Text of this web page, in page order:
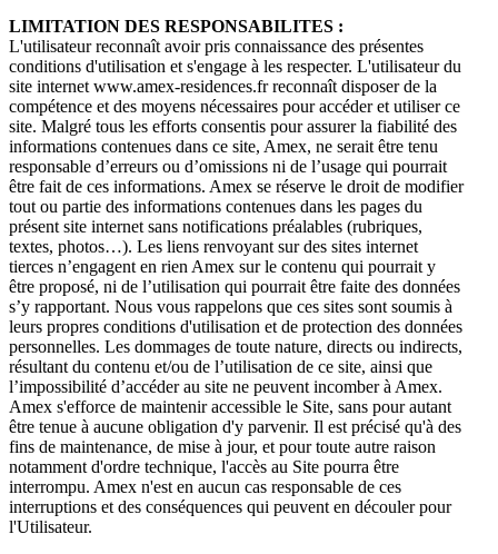
LIMITATION DES RESPONSABILITES :
L'utilisateur reconnaît avoir pris connaissance des présentes
conditions d'utilisation et s'engage à les respecter. L'utilisateur du
site internet www.amex-residences.fr reconnaît disposer de la
compétence et des moyens nécessaires pour accéder et utiliser ce
site. Malgré tous les efforts consentis pour assurer la fiabilité des
informations contenues dans ce site, Amex, ne serait être tenu
responsable d’erreurs ou d’omissions ni de l’usage qui pourrait
être fait de ces informations. Amex se réserve le droit de modifier
tout ou partie des informations contenues dans les pages du
présent site internet sans notifications préalables (rubriques,
textes, photos…). Les liens renvoyant sur des sites internet
tierces n’engagent en rien Amex sur le contenu qui pourrait y
être proposé, ni de l’utilisation qui pourrait être faite des données
s’y rapportant. Nous vous rappelons que ces sites sont soumis à
leurs propres conditions d'utilisation et de protection des données
personnelles. Les dommages de toute nature, directs ou indirects,
résultant du contenu et/ou de l’utilisation de ce site, ainsi que
l’impossibilité d’accéder au site ne peuvent incomber à Amex.
Amex s'efforce de maintenir accessible le Site, sans pour autant
être tenue à aucune obligation d'y parvenir. Il est précisé qu'à des
fins de maintenance, de mise à jour, et pour toute autre raison
notamment d'ordre technique, l'accès au Site pourra être
interrompu. Amex n'est en aucun cas responsable de ces
interruptions et des conséquences qui peuvent en découler pour
l'Utilisateur.